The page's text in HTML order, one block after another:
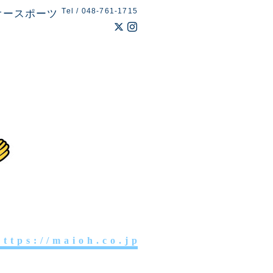
ースポーツ Tel / 048-761-1715
t t p s : / / m a i o h . c o . j p